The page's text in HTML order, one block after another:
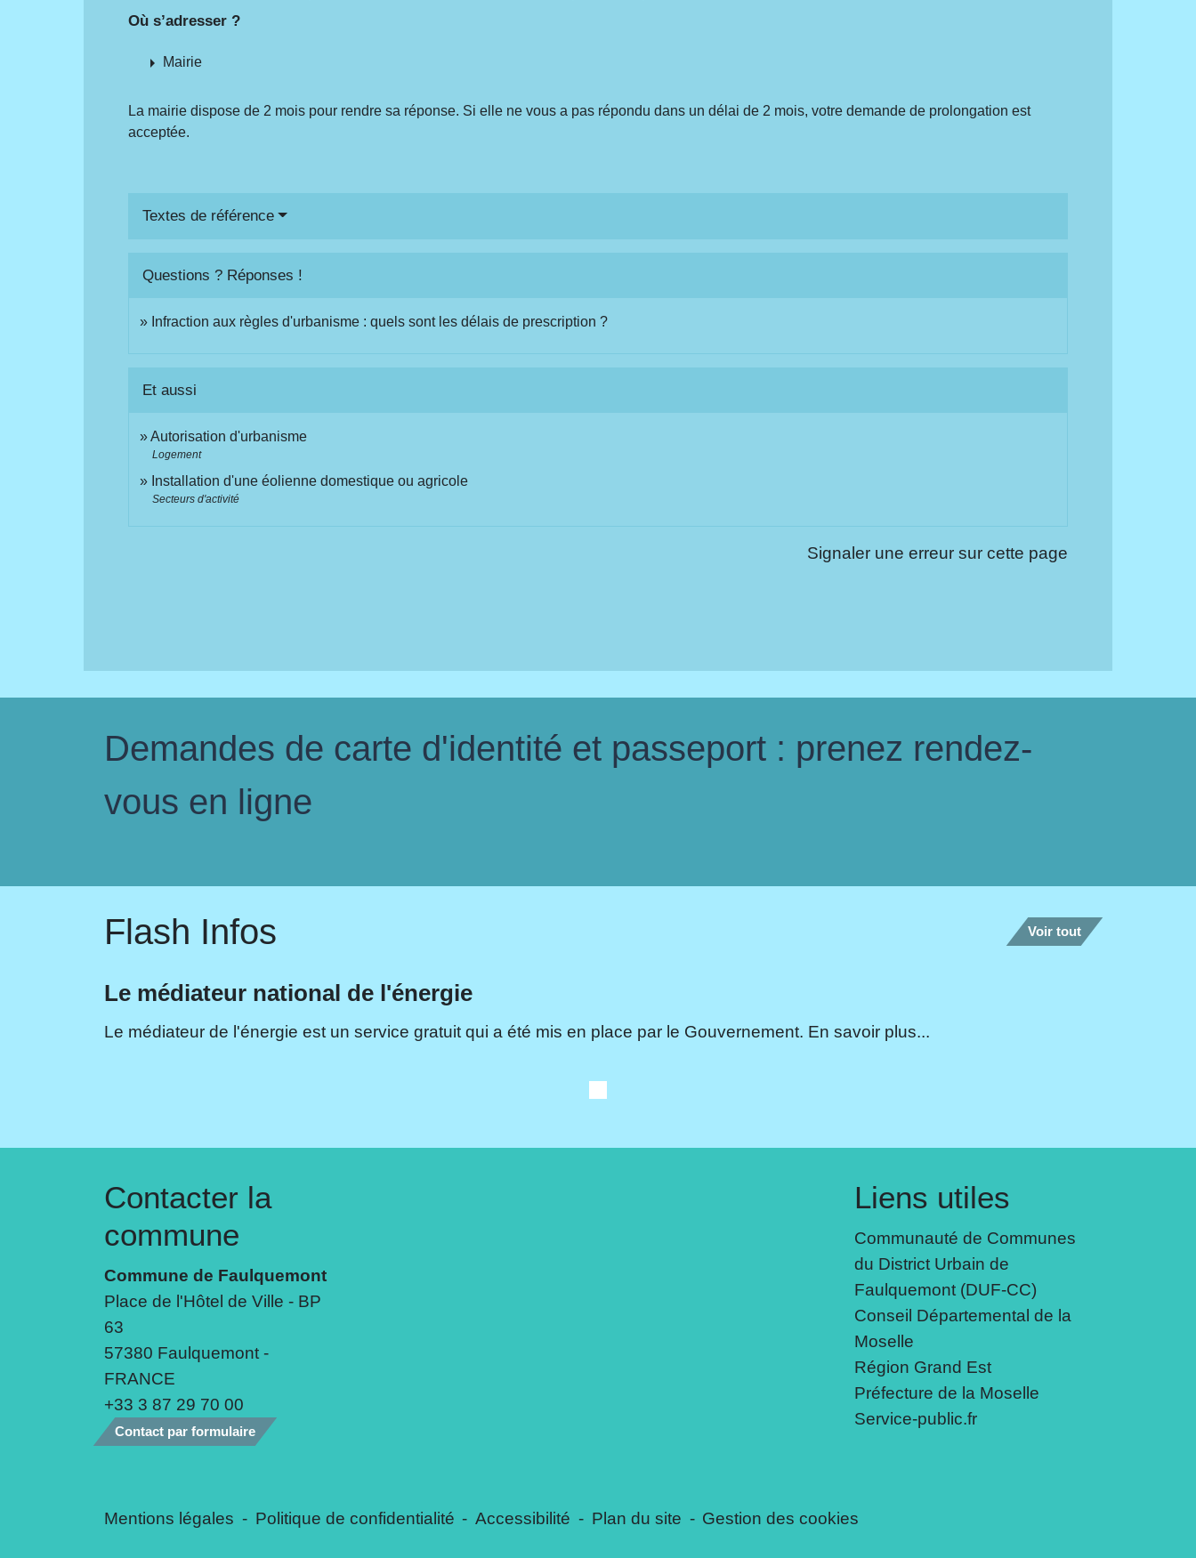
Où s’adresser ?
arrow_right Mairie
La mairie dispose de 2 mois pour rendre sa réponse. Si elle ne vous a pas répondu dans un délai de 2 mois, votre demande de prolongation est
acceptée.
Textes de référence
Questions ? Réponses !
Infraction aux règles d'urbanisme : quels sont les délais de prescription ?
Et aussi
Autorisation d'urbanisme
Logement
Installation d'une éolienne domestique ou agricole
Secteurs d'activité
Signaler une erreur sur cette page
Demandes de carte d'identité et passeport : prenez rendez-
vous en ligne
Flash Infos Voir tout
Le médiateur national de l'énergie
Le médiateur de l'énergie est un service gratuit qui a été mis en place par le Gouvernement. En savoir plus...
Contacter la
commune
Commune de Faulquemont
Place de l'Hôtel de Ville - BP
63
57380 Faulquemont -
FRANCE
+33 3 87 29 70 00
Contact par formulaire
Liens utiles
Communauté de Communes
du District Urbain de
Faulquemont (DUF-CC)
Conseil Départemental de la
Moselle
Région Grand Est
Préfecture de la Moselle
Service-public.fr
Mentions légales - Politique de confidentialité - Accessibilité - Plan du site - Gestion des cookies